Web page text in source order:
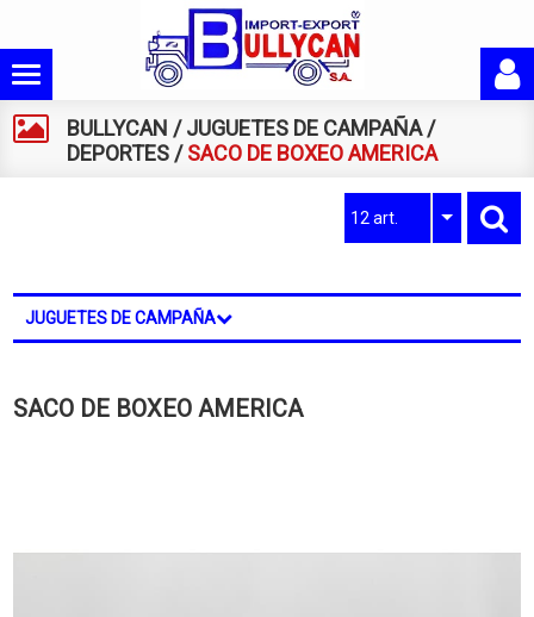
BULLYCAN /JUGUETES DE CAMPAÑA/
DEPORTES /SACO DE BOXEO AMERICA
12 art.
JUGUETES DE CAMPAÑA
SACO DE BOXEO AMERICA